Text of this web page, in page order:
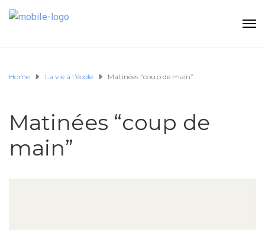
Home La vie à l'école Matinées “coup de main”
Matinées “coup de
main”